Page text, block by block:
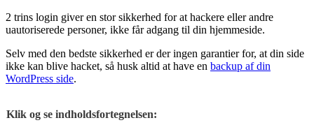
2 trins login giver en stor sikkerhed for at hackere eller andre
uautoriserede personer, ikke får adgang til din hjemmeside.
Selv med den bedste sikkerhed er der ingen garantier for, at din side
ikke kan blive hacket, så husk altid at have en backup af din
WordPress side.
Klik og se indholdsfortegnelsen: